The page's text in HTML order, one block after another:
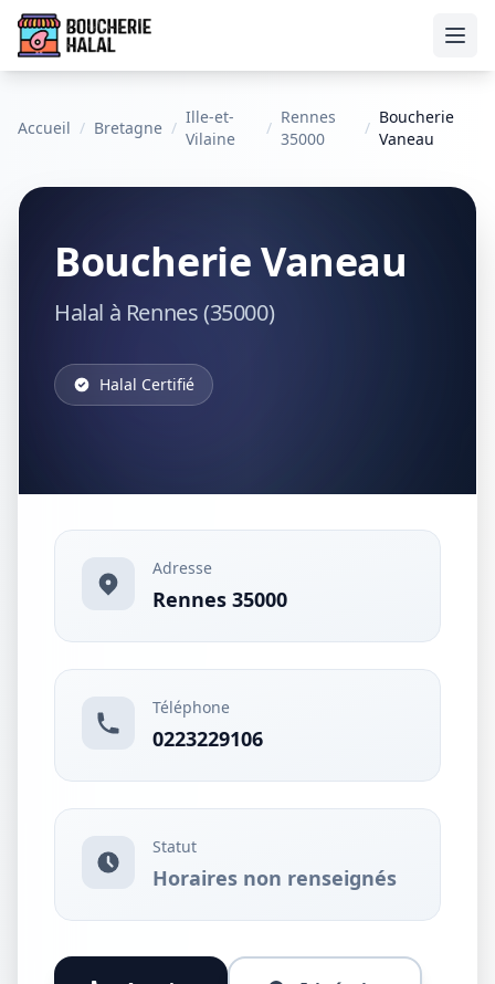
Accueil / Bretagne /
Ille-et-
Vilaine
/
Rennes
35000
/
Boucherie
Vaneau
Boucherie Vaneau
Halal à Rennes (35000)
Halal Certifié
Adresse
Rennes 35000
Téléphone
0223229106
Statut
Horaires non renseignés